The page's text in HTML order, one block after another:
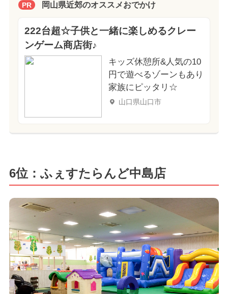
PR 岡山県近郊のオススメおでかけ
222台超☆子供と一緒に楽しめるクレー
ンゲーム商店街♪
キッズ休憩所&人気の10
円で遊べるゾーンもあり
家族にピッタリ☆
山口県山口市
6位：ふぇすたらんど中島店